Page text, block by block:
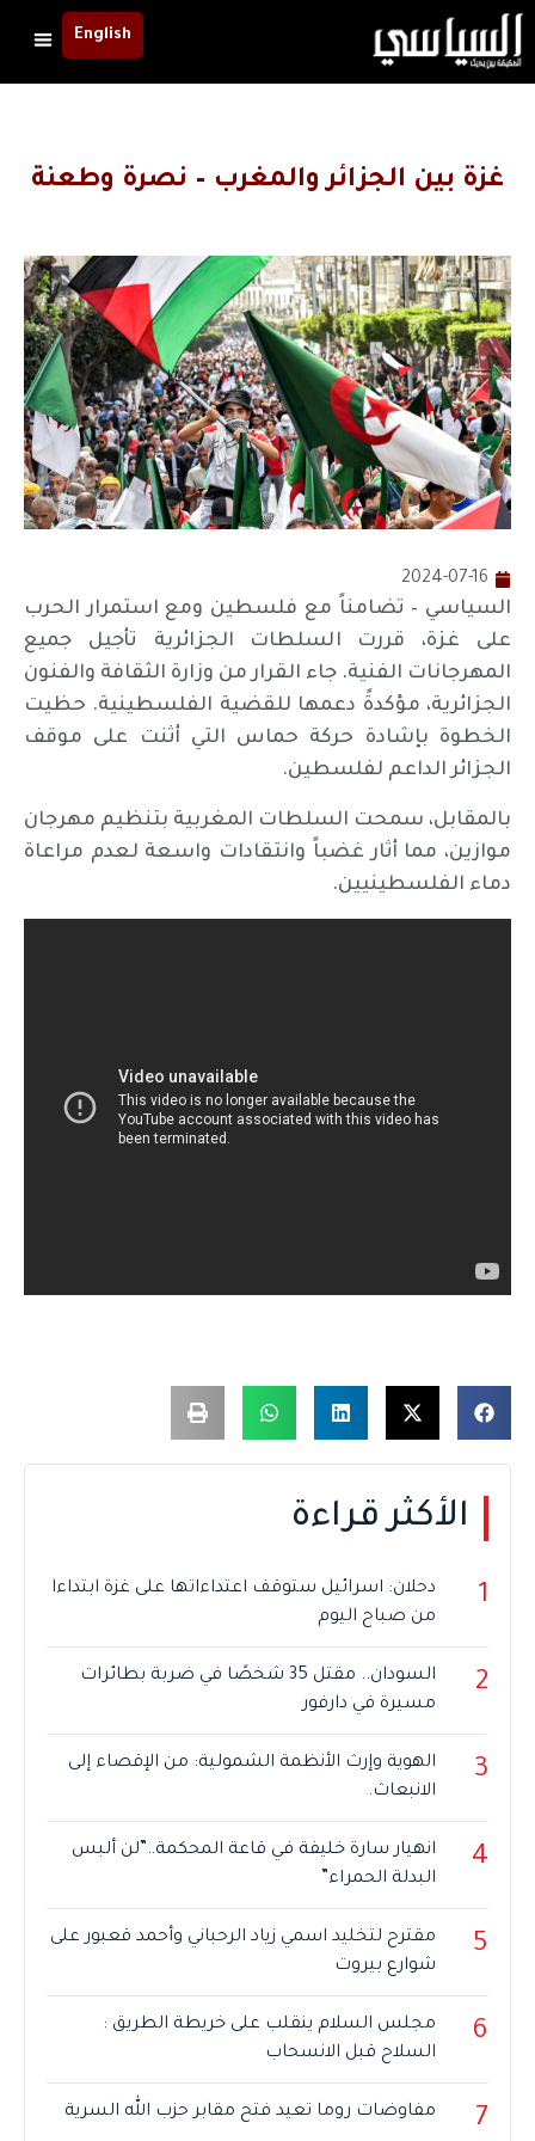
English
غزة بين الجزائر والمغرب – نصرة وطعنة
2024-07-16
السياسي – تضامناً مع فلسطين ومع استمرار الحرب
على غزة، قررت السلطات الجزائرية تأجيل جميع
المهرجانات الفنية. جاء القرار من وزارة الثقافة والفنون
الجزائرية، مؤكدةً دعمها للقضية الفلسطينية. حظيت
الخطوة بإشادة حركة حماس التي أثنت على موقف
الجزائر الداعم لفلسطين.
بالمقابل، سمحت السلطات المغربية بتنظيم مهرجان
موازين، مما أثار غضباً وانتقادات واسعة لعدم مراعاة
دماء الفلسطينيين.
الأكثر قراءة
1
دحلان: اسرائيل ستوقف اعتداءاتها على غزة ابتداءا
من صباح اليوم
2
السودان.. مقتل 35 شخصًا في ضربة بطائرات
مسيرة في دارفور
3
الهوية وإرث الأنظمة الشمولية: من الإقصاء إلى
الانبعاث.
4
انهيار سارة خليفة في قاعة المحكمة..”لن ألبس
البدلة الحمراء”
5
مقترح لتخليد اسمي زياد الرحباني وأحمد قعبور على
شوارع بيروت
6
مجلس السلام ينقلب على خريطة الطريق :
السلاح قبل الانسحاب
7 مفاوضات روما تعيد فتح مقابر حزب الله السرية